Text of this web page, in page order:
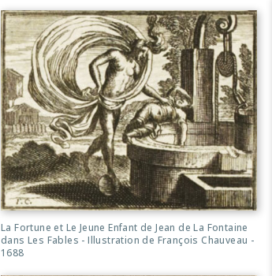
La Fortune et Le Jeune Enfant de Jean de La Fontaine
dans Les Fables - Illustration de François Chauveau -
1688